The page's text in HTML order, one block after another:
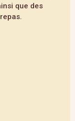
que des